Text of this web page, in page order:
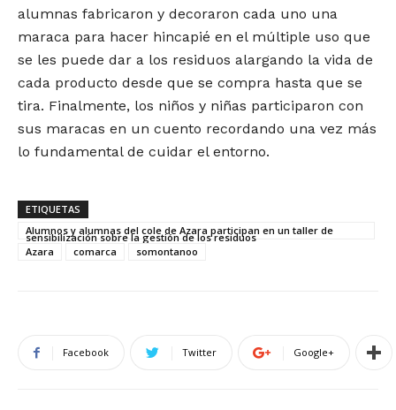
alumnas fabricaron y decoraron cada uno una
maraca para hacer hincapié en el múltiple uso que
se les puede dar a los residuos alargando la vida de
cada producto desde que se compra hasta que se
tira. Finalmente, los niños y niñas participaron con
sus maracas en un cuento recordando una vez más
lo fundamental de cuidar el entorno.
ETIQUETAS
Alumnos y alumnas del cole de Azara participan en un taller de
sensibilización sobre la gestión de los residuos
Azara
comarca somontanoo
Facebook Twitter Google+